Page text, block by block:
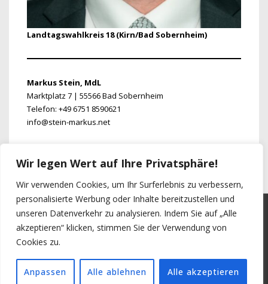
Wir legen Wert auf Ihre Privatsphäre!
Wir verwenden Cookies, um Ihr Surferlebnis zu verbessern,
personalisierte Werbung oder Inhalte bereitzustellen und
unseren Datenverkehr zu analysieren. Indem Sie auf „Alle
akzeptieren“ klicken, stimmen Sie der Verwendung von
Cookies zu.
Anpassen Alle ablehnen Alle akzeptieren
Landtagswahlkreis 18 (Kirn/Bad Sobernheim)
Markus Stein, MdL
Marktplatz 7 | 55566 Bad Sobernheim
Telefon: +49 6751 8590621
info@stein-markus.net
© 2026SPD-Kreisverband Bad Kreuznach |Impressum/Datenschutz
| Powered byResponsive Theme